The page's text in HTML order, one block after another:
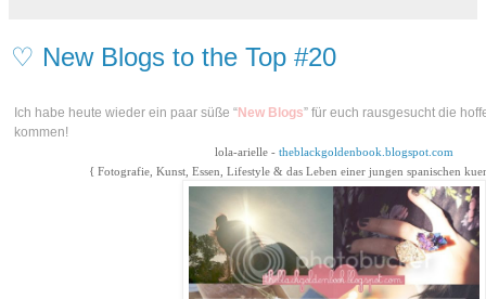
♡ New Blogs to the Top #20
Ich habe heute wieder ein paar süße “New Blogs” für euch rausgesucht die
kommen!
lola-arielle - theblackgoldenbook.blogspot.com
{ Fotografie, Kunst, Essen, Lifestyle & das Leben einer jungen spanischen